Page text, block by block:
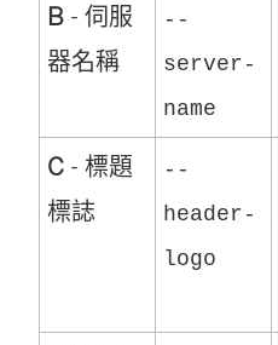
B - 伺服
器名稱
--
server-
name
C - 標題
標誌
--
header-
logo